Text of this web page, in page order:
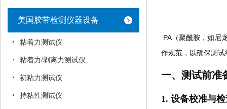
美国胶带检测仪器设备
粘着力测试仪
粘着力/剥离力测试仪
初粘力测试仪
持粘性测试仪
PA（聚酰胺，如尼
作规范，以确保测
一、测试前准
1. 设备校准与